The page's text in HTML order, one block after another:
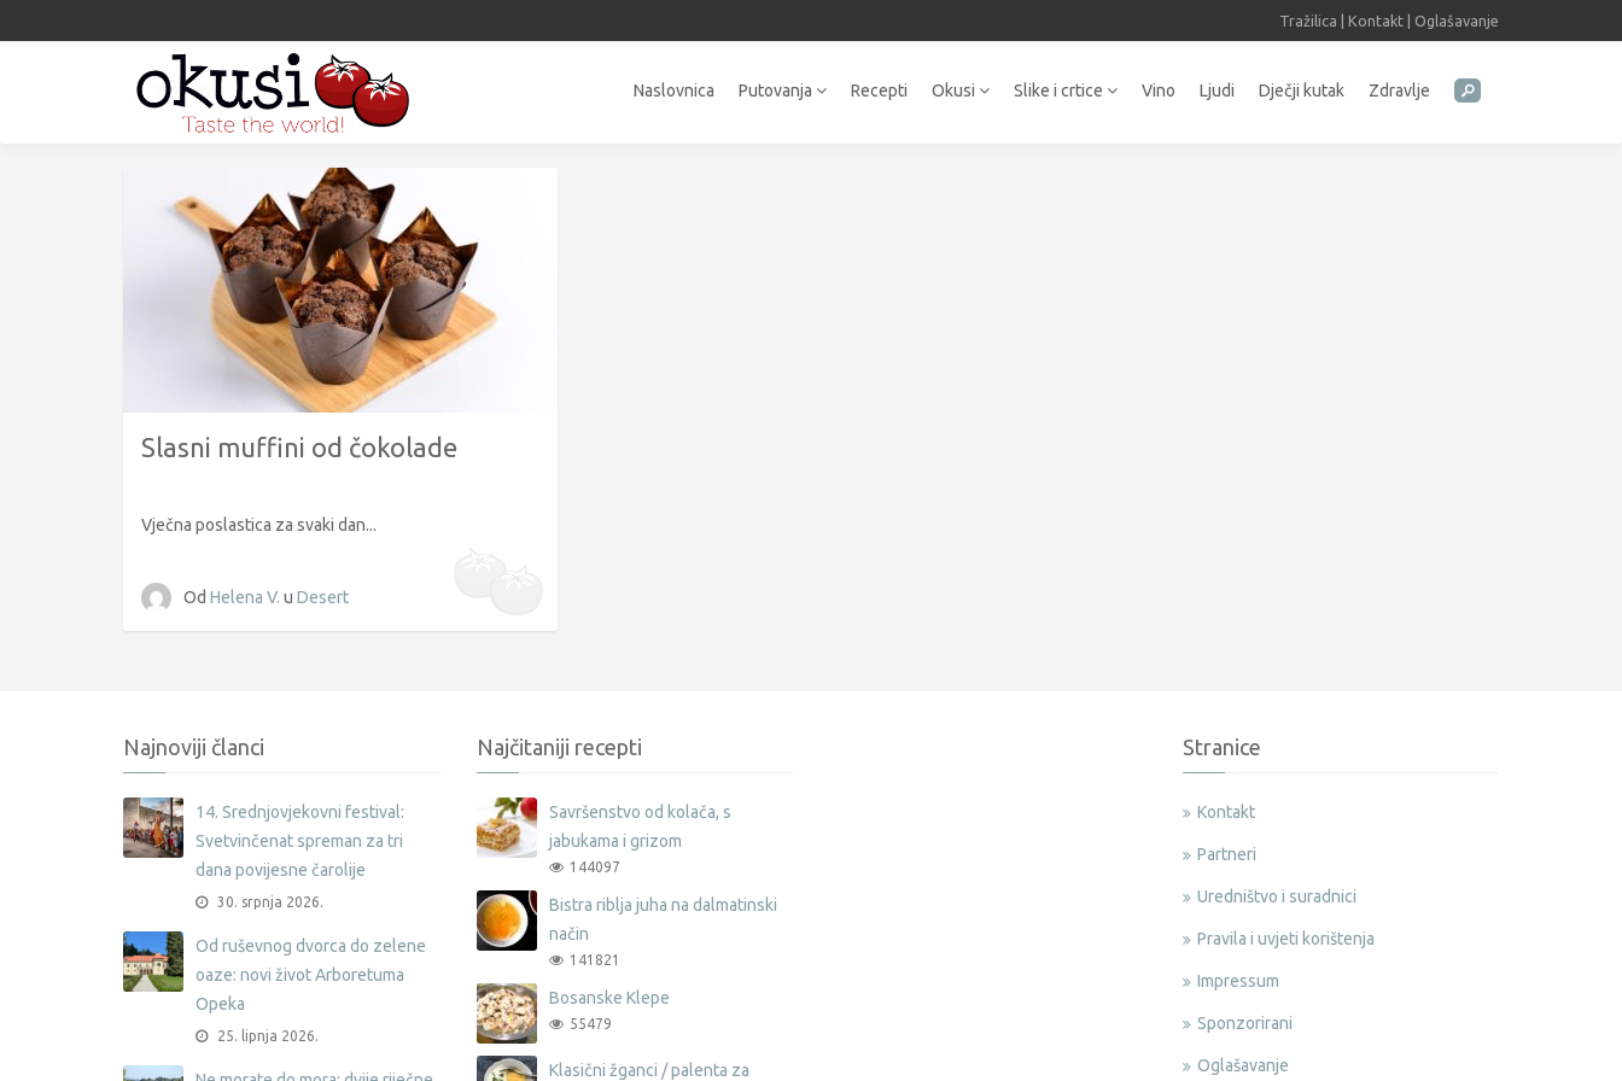
Tražilica Kontakt Oglašavanje
Naslovnica Putovanja Recepti Okusi Slike i crtice Vino Ljudi Dječji kutak Zdravlje
Slasni muffini od čokolade
Vječna poslastica za svaki dan...
Od Helena V. u Desert
Najnoviji članci
14. Srednjovjekovni festival:
Svetvinčenat spreman za tri
dana povijesne čarolije
30. srpnja 2026.
Od ruševnog dvorca do zelene
oaze: novi život Arboretuma
Opeka
25. lipnja 2026.
Najčitaniji recepti
Savršenstvo od kolača, s
jabukama i grizom
144097
Bistra riblja juha na dalmatinski
način
141821
Bosanske Klepe
55479
Klasični žganci / palenta za
Stranice
Kontakt
Partneri
Uredništvo i suradnici
Pravila i uvjeti korištenja
Impressum
Sponzorirani
Oglašavanje